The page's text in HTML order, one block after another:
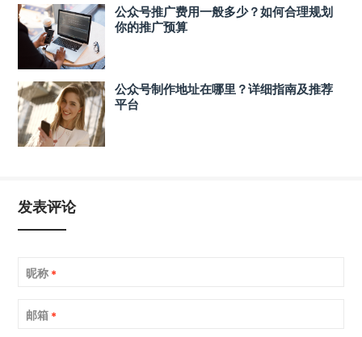
公众号推广费用一般多少？如何合理规划
你的推广预算
公众号制作地址在哪里？详细指南及推荐
平台
发表评论
昵称 *
邮箱 *